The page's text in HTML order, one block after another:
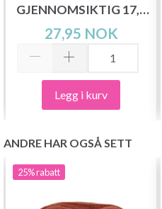
GJENNOMSIKTIG 17,6
X 10 CM, 15 ROM
27,95 NOK
Legg i kurv
ANDRE HAR OGSÅ SETT
25%rabatt